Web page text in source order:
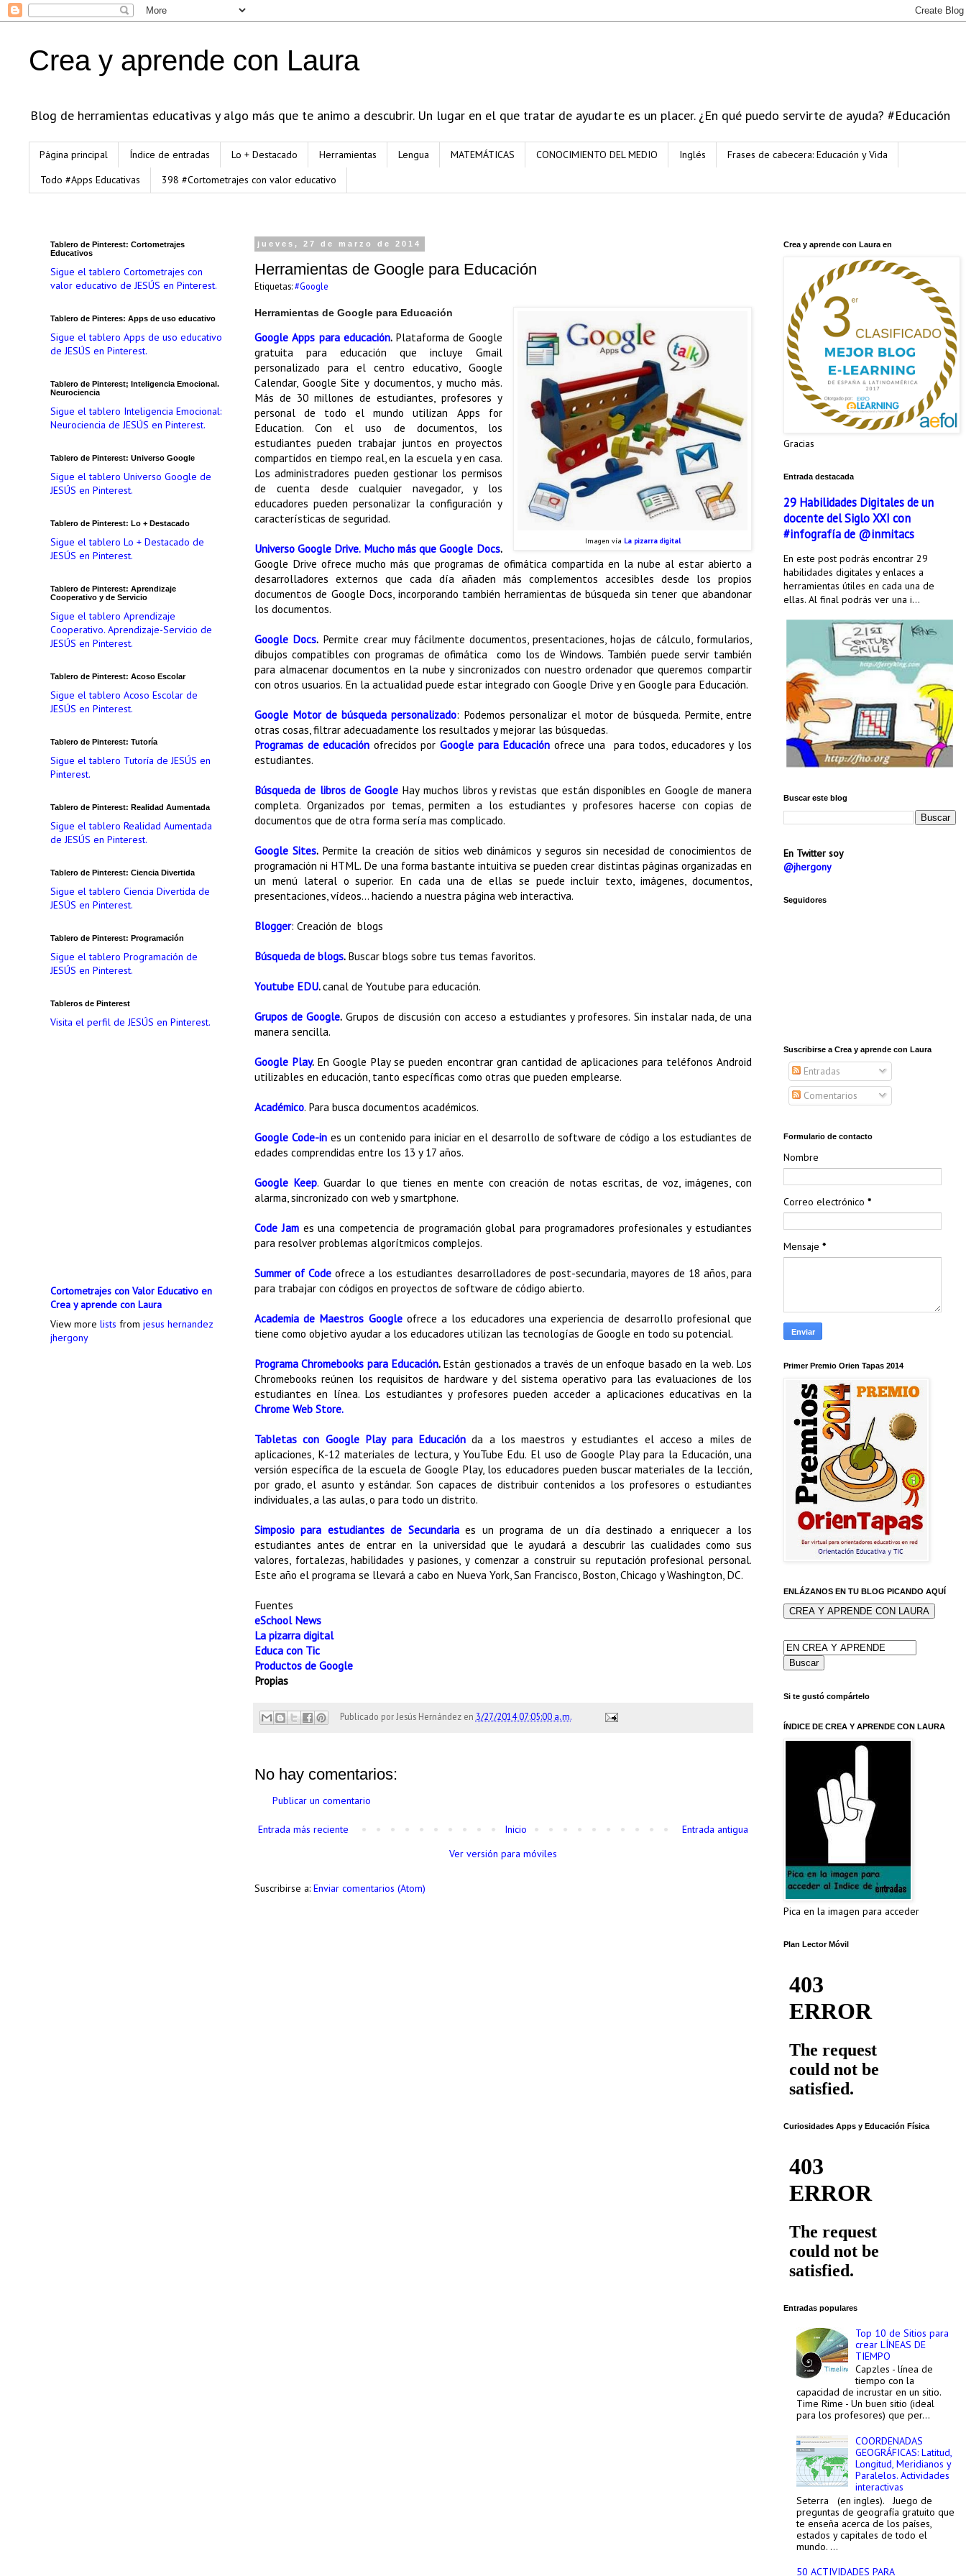
Crea y aprende con Laura
Blog de herramientas educativas y algo más que te animo a descubrir. Un lugar en el que tratar de ayudarte es un placer. ¿En qué puedo servirte de ayuda? #Educación
Página principal Índice de entradas Lo + Destacado Herramientas Lengua MATEMÁTICAS CONOCIMIENTO DEL MEDIO Inglés
Frases de cabecera: Educación y Vida
Todo #Apps Educativas
398 #Cortometrajes con valor educativo
jueves, 27 de marzo de 2014
Herramientas de Google para Educación
Etiquetas:#Google
Imagen vía La pizarra digital
Herramientas de Google para Educación
Google Apps para educación. Plataforma de Google
gratuita para educación que incluye Gmail
personalizado para el centro educativo, Google
Calendar, Google Site y documentos, y mucho más.
Más de 30 millones de estudiantes, profesores y
personal de todo el mundo utilizan Apps for
Education. Con el uso de documentos, los
estudiantes pueden trabajar juntos en proyectos
compartidos en tiempo real, en la escuela y en casa.
Los administradores pueden gestionar los permisos
de cuenta desde cualquier navegador, y los
educadores pueden personalizar la configuración y
características de seguridad.
Universo Google Drive. Mucho más que Google Docs.
Google Drive ofrece mucho más que programas de ofimática compartida en la nube al estar abierto a
desarrolladores externos que cada día añaden más complementos accesibles desde los propios
documentos de Google Docs, incorporando también herramientas de búsqueda sin tener que abandonar
los documentos.
Google Docs. Permite crear muy fácilmente documentos, presentaciones, hojas de cálculo, formularios,
dibujos compatibles con programas de ofimática como los de Windows. También puede servir también
para almacenar documentos en la nube y sincronizados con nuestro ordenador que queremos compartir
con otros usuarios. En la actualidad puede estar integrado con Google Drive y en Google para Educación.
Google Motor de búsqueda personalizado: Podemos personalizar el motor de búsqueda. Permite, entre
otras cosas, filtrar adecuadamente los resultados y mejorar las búsquedas.
Programas de educación ofrecidos porGoogle para Educación ofrece una para todos, educadores y los
estudiantes.
Búsqueda de libros de Google Hay muchos libros y revistas que están disponibles en Google de manera
completa. Organizados por temas, permiten a los estudiantes y profesores hacerse con copias de
documentos que de otra forma sería mas complicado.
Google Sites. Permite la creación de sitios web dinámicos y seguros sin necesidad de conocimientos de
programación ni HTML. De una forma bastante intuitiva se pueden crear distintas páginas organizadas en
un menú lateral o superior. En cada una de ellas se puede incluir texto, imágenes, documentos,
presentaciones, vídeos... haciendo a nuestra página web interactiva.
Blogger: Creación de blogs
Búsqueda de blogs. Buscar blogs sobre tus temas favoritos.
Youtube EDU.canal de Youtube para educación.
Grupos de Google. Grupos de discusión con acceso a estudiantes y profesores. Sin instalar nada, de una
manera sencilla.
Google Play. En Google Play se pueden encontrar gran cantidad de aplicaciones para teléfonos Android
utilizables en educación, tanto específicas como otras que pueden emplearse.
Académico. Para busca documentos académicos.
Google Code-ines un contenido para iniciar en el desarrollo de software de código a los estudiantes de
edades comprendidas entre los 13 y 17 años.
Google Keep. Guardar lo que tienes en mente con creación de notas escritas, de voz, imágenes, con
alarma, sincronizado con web y smartphone.
Code James una competencia de programación global para programadores profesionales y estudiantes
para resolver problemas algorítmicos complejos.
Summer of Code ofrece a los estudiantes desarrolladores de post-secundaria, mayores de 18 años, para
para trabajar con códigos en proyectos de software de código abierto.
Academia de Maestros Googleofrece a los educadores una experiencia de desarrollo profesional que
tiene como objetivo ayudar a los educadores utilizan las tecnologías de Google en todo su potencial.
Programa Chromebooks para Educación. Están gestionados a través de un enfoque basado en la web. Los
Chromebooks reúnen los requisitos de hardware y del sistema operativo para las evaluaciones de los
estudiantes en línea. Los estudiantes y profesores pueden acceder a aplicaciones educativas en la
Chrome Web Store.
Tabletas con Google Play para Educaciónda a los maestros y estudiantes el acceso a miles de
aplicaciones, K-12 materiales de lectura, y YouTube Edu. El uso de Google Play para la Educación, una
versión específica de la escuela de Google Play, los educadores pueden buscar materiales de la lección,
por grado, el asunto y estándar. Son capaces de distribuir contenidos a los profesores o estudiantes
individuales, a las aulas, o para todo un distrito.
Simposio para estudiantes de Secundariaes un programa de un día destinado a enriquecer a los
estudiantes antes de entrar en la universidad que le ayudará a descubrir las cualidades como sus
valores, fortalezas, habilidades y pasiones, y comenzar a construir su reputación profesional personal.
Este año el programa se llevará a cabo en Nueva York, San Francisco, Boston, Chicago y Washington, DC.
Fuentes
eSchool News
La pizarra digital
Educa con Tic
Productos de Google
Propias
Publicado por Jesús Hernández en 3/27/2014 07:05:00 a. m.
No hay comentarios:
Publicar un comentario
Entrada más reciente Entrada antigua
Inicio
Ver versión para móviles
Suscribirse a: Enviar comentarios (Atom)
Tablero de Pinterest: Cortometrajes
Educativos
Sigue el tablero Cortometrajes con
valor educativo de JESÚS en Pinterest.
Tablero de Pinteres: Apps de uso educativo
Sigue el tablero Apps de uso educativo
de JESÚS en Pinterest.
Tablero de Pinterest; Inteligencia Emocional.
Neurociencia
Sigue el tablero Inteligencia Emocional:
Neurociencia de JESÚS en Pinterest.
Tablero de Pinterest: Universo Google
Sigue el tablero Universo Google de
JESÚS en Pinterest.
Tablero de Pinterest: Lo + Destacado
Sigue el tablero Lo + Destacado de
JESÚS en Pinterest.
Tablero de Pinterest: Aprendizaje
Cooperativo y de Servicio
Sigue el tablero Aprendizaje
Cooperativo. Aprendizaje-Servicio de
JESÚS en Pinterest.
Tablero de Pinterest: Acoso Escolar
Sigue el tablero Acoso Escolar de
JESÚS en Pinterest.
Tablero de Pinterest: Tutoría
Sigue el tablero Tutoría de JESÚS en
Pinterest.
Tablero de Pinterest: Realidad Aumentada
Sigue el tablero Realidad Aumentada
de JESÚS en Pinterest.
Tablero de Pinterest: Ciencia Divertida
Sigue el tablero Ciencia Divertida de
JESÚS en Pinterest.
Tablero de Pinterest: Programación
Sigue el tablero Programación de
JESÚS en Pinterest.
Tableros de Pinterest
Visita el perfil de JESÚS en Pinterest.
Cortometrajes con Valor Educativo en
Crea y aprende con Laura
View more lists from jesus hernandez
jhergony
Crea y aprende con Laura en
Gracias
Entrada destacada
29 Habilidades Digitales de un
docente del Siglo XXI con
#infografía de @inmitacs
En este post podrás encontrar 29
habilidades digitales y enlaces a
herramientas útiles en cada una de
ellas. Al final podrás ver una i...
Buscar este blog
En Twitter soy
@jhergony
Seguidores
Suscribirse a Crea y aprende con Laura
Entradas
Comentarios
Formulario de contacto
Nombre
Correo electrónico *
Mensaje *
Primer Premio Orien Tapas 2014
ENLÁZANOS EN TU BLOG PICANDO AQUÍ
Si te gustó compártelo
ÍNDICE DE CREA Y APRENDE CON LAURA
Pica en la imagen para acceder
Plan Lector Móvil
Curiosidades Apps y Educación Física
Entradas populares
Top 10 de Sitios para
crear LÍNEAS DE
TIEMPO
Capzles - línea de
tiempo con la
capacidad de incrustar en un sitio.
Time Rime - Un buen sitio (ideal
para los profesores) que per...
COORDENADAS
GEOGRÁFICAS: Latitud,
Longitud, Meridianos y
Paralelos. Actividades
interactivas
Seterra (en ingles). Juego de
preguntas de geografía gratuito que
te enseña acerca de los países,
estados y capitales de todo el
mundo. ...
50 ACTIVIDADES PARA